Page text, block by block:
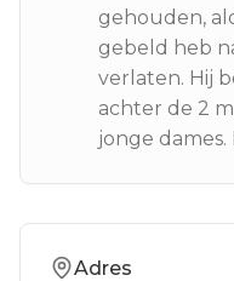
gehouden,
gebeld heb
verlaten. Hij
achter de 2
jonge
Adres